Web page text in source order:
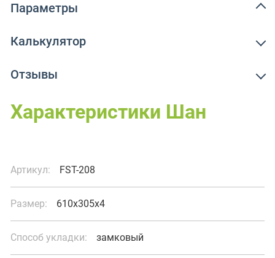
Параметры
Калькулятор
Отзывы
Характеристики Шан
Артикул: FST-208
Размер: 610x305x4
Способ укладки: замковый